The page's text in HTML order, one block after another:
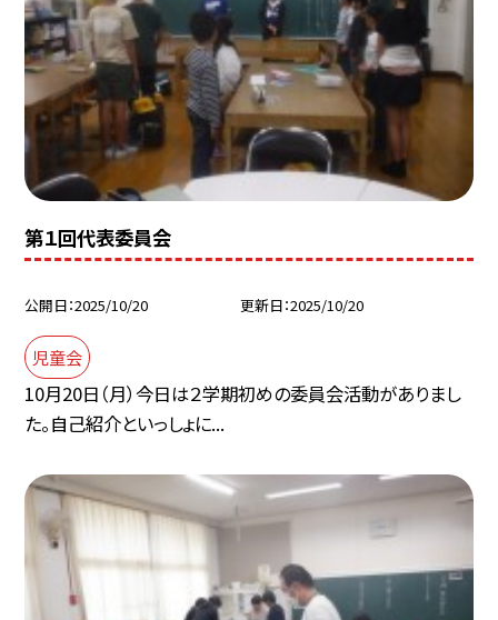
第１回代表委員会
公開日 2025/10/20 更新日 2025/10/20
児童会
10月20日（月）今日は２学期初めの委員会活動がありまし
た。自己紹介といっしょに...